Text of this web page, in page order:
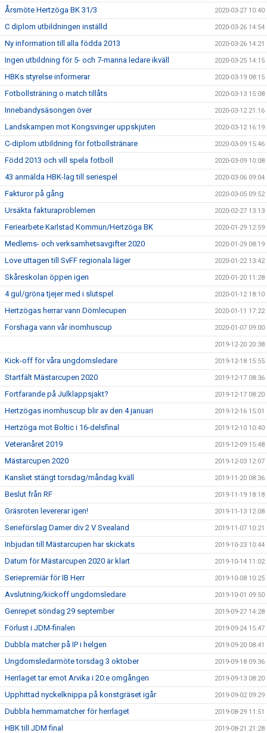
Årsmöte Hertzöga BK 31/3 2020-03-27 10:40
C diplom utbildningen inställd 2020-03-26 14:54
Ny information till alla födda 2013 2020-03-26 14:21
Ingen utbildning för 5- och 7-manna ledare ikväll 2020-03-25 14:15
HBKs styrelse informerar 2020-03-19 08:15
Fotbollsträning o match tillåts 2020-03-13 15:08
Innebandysäsongen över 2020-03-12 21:16
Landskampen mot Kongsvinger uppskjuten 2020-03-12 16:19
C-diplom utbildning för fotbollstränare 2020-03-09 15:46
Född 2013 och vill spela fotboll 2020-03-09 10:08
43 anmälda HBK-lag till seriespel 2020-03-06 09:04
Fakturor på gång 2020-03-05 09:52
Ursäkta fakturaproblemen 2020-02-27 13:13
Feriearbete Karlstad Kommun/Hertzöga BK 2020-01-29 12:59
Medlems- och verksamhetsavgifter 2020 2020-01-29 08:19
Love uttagen till SvFF regionala läger 2020-01-22 13:42
Skåreskolan öppen igen 2020-01-20 11:28
4 gul/gröna tjejer med i slutspel 2020-01-12 18:10
Hertzögas herrar vann Dömlecupen 2020-01-11 17:22
Forshaga vann vår inomhuscup 2020-01-07 09:00
2019-12-20 20:38
Kick-off för våra ungdomsledare 2019-12-18 15:55
Startfält Mästarcupen 2020 2019-12-17 08:36
Fortfarande på Julklappsjakt? 2019-12-17 08:20
Hertzögas inomhuscup blir av den 4 januari 2019-12-16 15:01
Hertzöga mot Boltic i 16-delsfinal 2019-12-10 10:40
Veteranåret 2019 2019-12-09 15:48
Mästarcupen 2020 2019-12-03 12:07
Kansliet stängt torsdag/måndag kväll 2019-11-20 08:36
Beslut från RF 2019-11-19 18:18
Gräsroten levererar igen! 2019-11-13 12:08
Serieförslag Damer div 2 V Svealand 2019-11-07 10:21
Inbjudan till Mästarcupen har skickats 2019-10-23 10:44
Datum för Mästarcupen 2020 är klart 2019-10-14 11:02
Seriepremiär för IB Herr 2019-10-08 10:25
Avslutning/kickoff ungdomsledare 2019-10-01 09:50
Genrepet söndag 29 september 2019-09-27 14:28
Förlust i JDM-finalen 2019-09-24 15:47
Dubbla matcher på IP i helgen 2019-09-20 08:41
Ungdomsledarmöte torsdag 3 oktober 2019-09-18 09:36
Herrlaget tar emot Arvika i 20:e omgången 2019-09-13 08:20
Upphittad nyckelknippa på konstgräset igår 2019-09-02 09:29
Dubbla hemmamatcher för herrlaget 2019-08-29 11:51
HBK till JDM final 2019-08-21 21:28